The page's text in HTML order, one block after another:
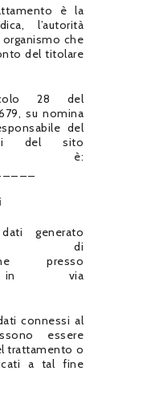
è la
l’autorità
che
del titolare
28 del
su nomina
del
del sito
è:
generato
di
presso
in via
connessi al
essere
trattamento o
a tal fine